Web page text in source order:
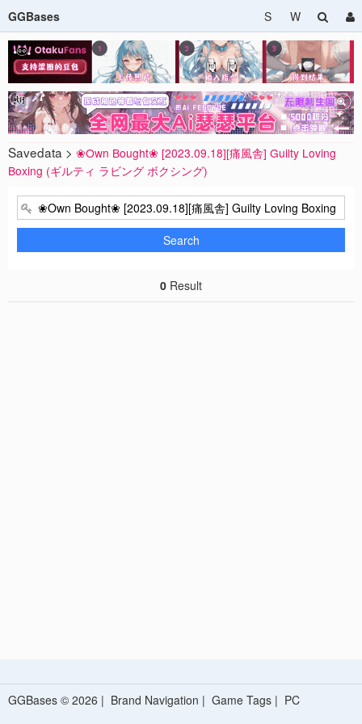
GGBases S W
Savedata > ❀Own Bought❀ [2023.09.18][痛風舎] Guilty Loving
Boxing (ギルティ ラビング ボクシング)
Search
0 Result
GGBases © 2026 | Brand Navigation | Game Tags | PC